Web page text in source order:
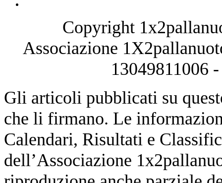
Copyright
Associazione
13049811006
Gli articoli pubblicati su
che li firmano. Le
Calendari, Risultati e
dell’Associazione